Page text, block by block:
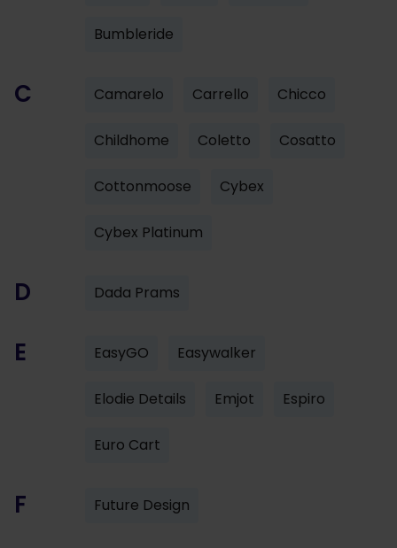
Bumbleride
C Camarelo Carrello Chicco
Childhome Coletto Cosatto
Cottonmoose Cybex
Cybex Platinum
D Dada Prams
E EasyGO Easywalker
Elodie Details Emjot Espiro
Euro Cart
F Future Design